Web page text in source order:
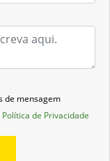
de mensagem
Política de Privacidade